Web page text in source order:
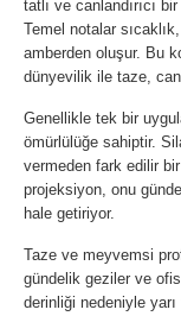
tatlı ve canlandırıcı
Temel notalar
amberden oluşur. Bu
dünyevilik ile taze,
Genellikle tek bir
ömürlülüğe sahiptir.
vermeden fark edilir
projeksiyon, onu
hale getiriyor.
Taze ve meyvemsi
gündelik geziler ve
derinliği nedeniyle